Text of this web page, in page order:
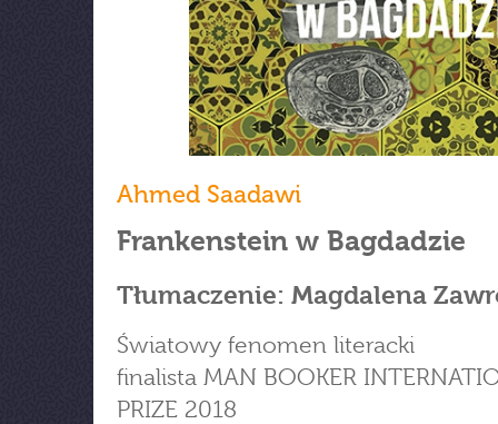
Ahmed Saadawi
Frankenstein w Bagdadzie
Tłumaczenie: Magdalena
Światowy fenomen literacki
finalista MAN BOOKER
PRIZE 2018